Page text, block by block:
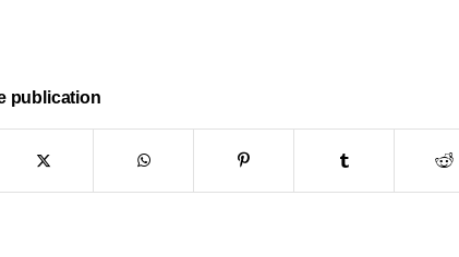
publication